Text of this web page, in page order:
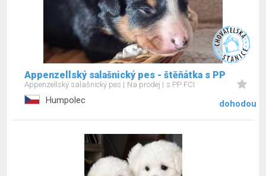
Appenzellský salašnický pes - štěňátka s PP
Appenzellský salašnický pes Na prodej s PP FCI
Humpolec dohodou